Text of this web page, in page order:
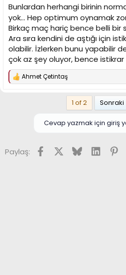
Bunlardan herhangi birinin
yok... Hep optimum oynamak
Birkaç maç hariç bence belli bir
Ara sıra kendini de aştığı için
olabilir. İzlerken bunu yapabilir
çok az şey oluyor, bence istikrar
T
Ahmet Çetintaş
1 of 2 Sonraki
Cevap yazmak için giriş
Paylaş: FacebookX (Twitter)
BlueskyLinkedIn